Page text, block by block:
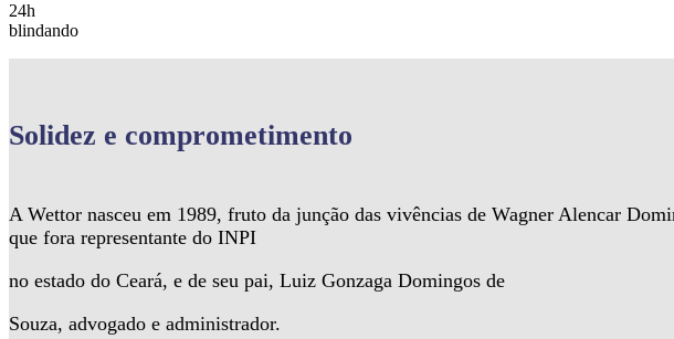
24h
blindando
Solidez e comprometimento
A Wettor nasceu em 1989, fruto da junção das vivências de Wagner Alencar
que fora representante do INPI
no estado do Ceará, e de seu pai, Luiz Gonzaga Domingos de
Souza, advogado e administrador.